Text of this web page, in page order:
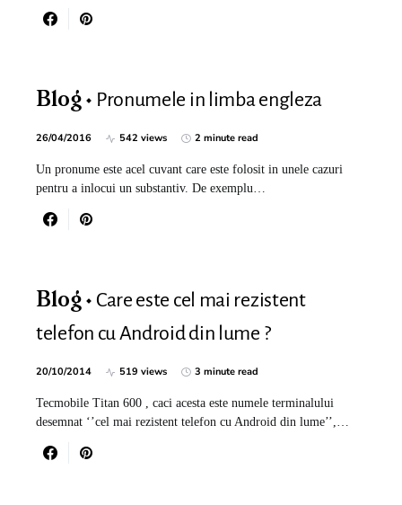
Blog Pronumele in limba engleza
26/04/2016 542 views 2 minute read
Un pronume este acel cuvant care este folosit in unele cazuri
pentru a inlocui un substantiv. De exemplu…
Blog
Care este cel mai rezistent
telefon cu Android din lume ?
20/10/2014 519 views 3 minute read
Tecmobile Titan 600 , caci acesta este numele terminalului
desemnat ‘’cel mai rezistent telefon cu Android din lume’’,…